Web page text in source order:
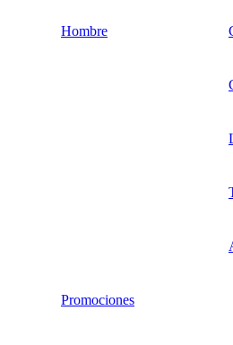
Hombre
Promociones